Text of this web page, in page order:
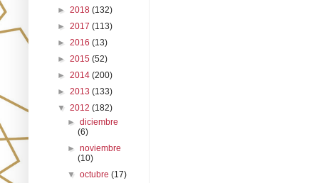
► 2018 (132)
► 2017 (113)
► 2016 (13)
► 2015 (52)
► 2014 (200)
► 2013 (133)
▼ 2012 (182)
►diciembre
(6)
►noviembre
(10)
▼octubre(17)